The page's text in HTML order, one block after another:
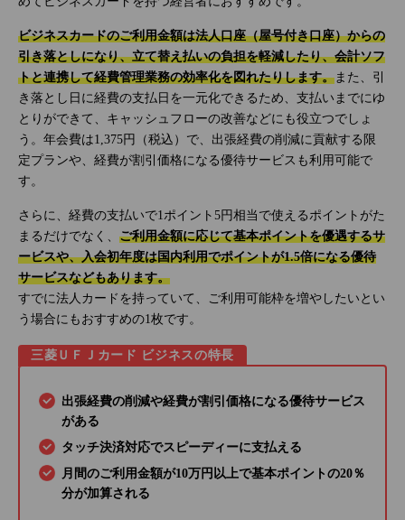
ビジネスカードのご利用金額は法人口座（屋号付き口座）からの
引き落としになり、立て替え払いの負担を軽減したり、会計ソフ
トと連携して経費管理業務の効率化を図れたりします。 また、引
き落とし日に経費の支払日を一元化できるため、支払いまでにゆ
とりができて、キャッシュフローの改善などにも役立つでしょ
う。年会費は1,375円（税込）で、出張経費の削減に貢献する限
定プランや、経費が割引価格になる優待サービスも利用可能で
す。
さらに、経費の支払いで1ポイント5円相当で使えるポイントがた
まるだけでなく、 ご利用金額に応じて基本ポイントを優遇するサ
ービスや、入会初年度は国内利用でポイントが1.5倍になる優待
サービスなどもあります。
すでに法人カードを持っていて、ご利用可能枠を増やしたいとい
う場合にもおすすめの1枚です。
三菱ＵＦＪカード ビジネスの特長
出張経費の削減や経費が割引価格になる優待サービス
がある
タッチ決済対応でスピーディーに支払える
月間のご利用金額が10万円以上で基本ポイントの20％
分が加算される